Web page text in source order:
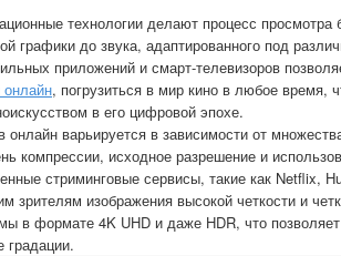
технологии делают процесс
графики до звука, адаптированного под
приложений и смарт-телевизоров
, погрузиться в мир кино в любое время,
в его цифровой эпохе.
варьируется в зависимости от
компрессии, исходное разрешение и
стриминговые сервисы, такие как Netflix,
зрителям изображения высокой четкости и
в формате 4K UHD и даже HDR, что
градации.